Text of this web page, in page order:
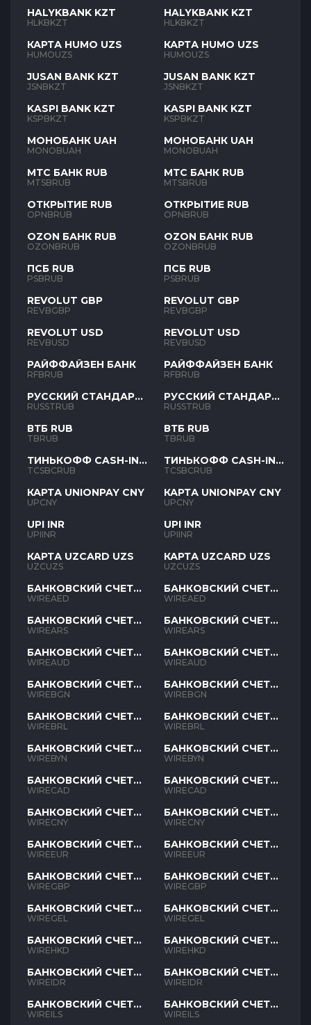
HALYKBANK KZT
HLKBKZT
КАРТА HUMO UZS
HUMOUZS
JUSAN BANK KZT
JSNBKZT
KASPI BANK KZT
KSPBKZT
МОНОБАНК UAH
MONOBUAH
МТС БАНК RUB
MTSBRUB
ОТКРЫТИЕ RUB
OPNBRUB
OZON БАНК RUB
OZONBRUB
ПСБ RUB
PSBRUB
REVOLUT GBP
REVBGBP
REVOLUT USD
REVBUSD
РАЙФФАЙЗЕН БАНК
RFBRUB
РУССКИЙ СТАНДАРТ
RUB
RUSSTRUB
ВТБ RUB
TBRUB
ТИНЬКОФФ CASH-IN
RUB
TCSBCRUB
КАРТА UNIONPAY CNY
UPCNY
UPI INR
UPIINR
КАРТА UZCARD UZS
UZCUZS
БАНКОВСКИЙ СЧЕТ
AED
WIREAED
БАНКОВСКИЙ СЧЕТ
ARS
WIREARS
БАНКОВСКИЙ СЧЕТ
AUD
WIREAUD
БАНКОВСКИЙ СЧЕТ
BGN
WIREBGN
БАНКОВСКИЙ СЧЕТ
BRL
WIREBRL
БАНКОВСКИЙ СЧЕТ
BYN
WIREBYN
БАНКОВСКИЙ СЧЕТ
CAD
WIRECAD
БАНКОВСКИЙ СЧЕТ
CNY
WIRECNY
БАНКОВСКИЙ СЧЕТ
EUR
WIREEUR
БАНКОВСКИЙ СЧЕТ
GBP
WIREGBP
БАНКОВСКИЙ СЧЕТ
GEL
WIREGEL
БАНКОВСКИЙ СЧЕТ
HKD
WIREHKD
БАНКОВСКИЙ СЧЕТ
IDR
WIREIDR
БАНКОВСКИЙ СЧЕТ
ILS
WIREILS
HALYKBANK KZT
HLKBKZT
КАРТА HUMO UZS
HUMOUZS
JUSAN BANK KZT
JSNBKZT
KASPI BANK KZT
KSPBKZT
МОНОБАНК UAH
MONOBUAH
МТС БАНК RUB
MTSBRUB
ОТКРЫТИЕ RUB
OPNBRUB
OZON БАНК RUB
OZONBRUB
ПСБ RUB
PSBRUB
REVOLUT GBP
REVBGBP
REVOLUT USD
REVBUSD
РАЙФФАЙЗЕН БАНК
RFBRUB
РУССКИЙ СТАНДАРТ
RUB
RUSSTRUB
ВТБ RUB
TBRUB
ТИНЬКОФФ CASH-IN
RUB
TCSBCRUB
КАРТА UNIONPAY CNY
UPCNY
UPI INR
UPIINR
КАРТА UZCARD UZS
UZCUZS
БАНКОВСКИЙ СЧЕТ
AED
WIREAED
БАНКОВСКИЙ СЧЕТ
ARS
WIREARS
БАНКОВСКИЙ СЧЕТ
AUD
WIREAUD
БАНКОВСКИЙ СЧЕТ
BGN
WIREBGN
БАНКОВСКИЙ СЧЕТ
BRL
WIREBRL
БАНКОВСКИЙ СЧЕТ
BYN
WIREBYN
БАНКОВСКИЙ СЧЕТ
CAD
WIRECAD
БАНКОВСКИЙ СЧЕТ
CNY
WIRECNY
БАНКОВСКИЙ СЧЕТ
EUR
WIREEUR
БАНКОВСКИЙ СЧЕТ
GBP
WIREGBP
БАНКОВСКИЙ СЧЕТ
GEL
WIREGEL
БАНКОВСКИЙ СЧЕТ
HKD
WIREHKD
БАНКОВСКИЙ СЧЕТ
IDR
WIREIDR
БАНКОВСКИЙ СЧЕТ
ILS
WIREILS